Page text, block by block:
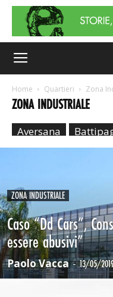
Home Quartieri Zona
ZONA INDUSTRIALE
Aversana
ZONA INDUSTRIALE
Caso “Dd Cars”,
essere abusivi”
Paolo Vacca - 13/05/